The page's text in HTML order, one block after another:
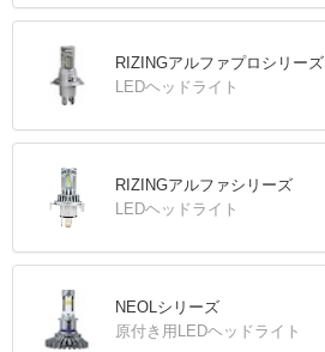
RIZINGアルファプロシリーズ
LEDヘッドライト
RIZINGアルファシリーズ
LEDヘッドライト
NEOLシリーズ
原付き用LEDヘッドライト